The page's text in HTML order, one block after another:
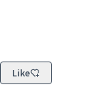
Like